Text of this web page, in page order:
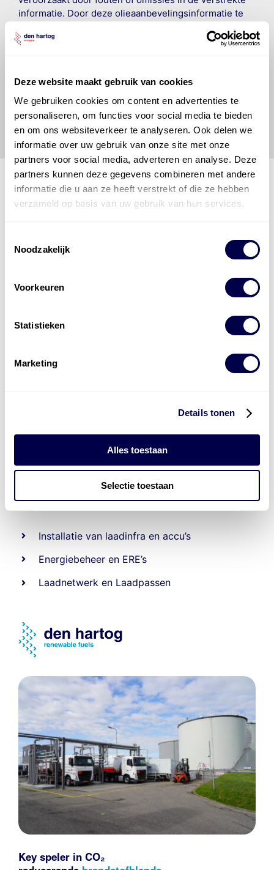
Deze website maakt gebruik van cookies
We gebruiken cookies om content en advertenties te
personaliseren, om functies voor social media te bieden
en om ons websiteverkeer te analyseren. Ook delen we
informatie over uw gebruik van onze site met onze
partners voor social media, adverteren en analyse. Deze
partners kunnen deze gegevens combineren met andere
informatie die u aan ze heeft verstrekt of die ze hebben
verzameld op basis van uw gebruik van hun services.
Noodzakelijk
Voorkeuren
Statistieken
Marketing
Details tonen
Alles toestaan
Selectie toestaan
informatie. Door deze olieaanbevelingsinformatie te
hij/zij de ervaring, de kennis en het vermogen heeft
vrijwaart en indemniseert de uitgever en
veroorzaakt door een onjuiste interpretatie of een
onjuist gebruik van de gepubliceerde gegevens.
laad- en accu oplossingen
Installatie van laadinfra en accu’s
Energiebeheer en ERE’s
Laadnetwerk en Laadpassen
Key speler in CO₂